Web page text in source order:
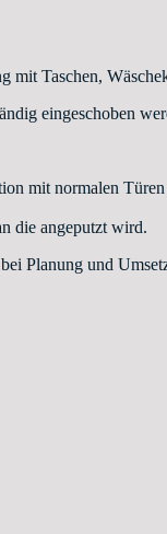
mit Taschen,
eingeschoben
mit normalen
die angeputzt wird.
Planung und